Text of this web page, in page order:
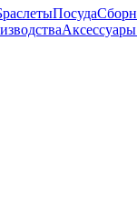
Посуда